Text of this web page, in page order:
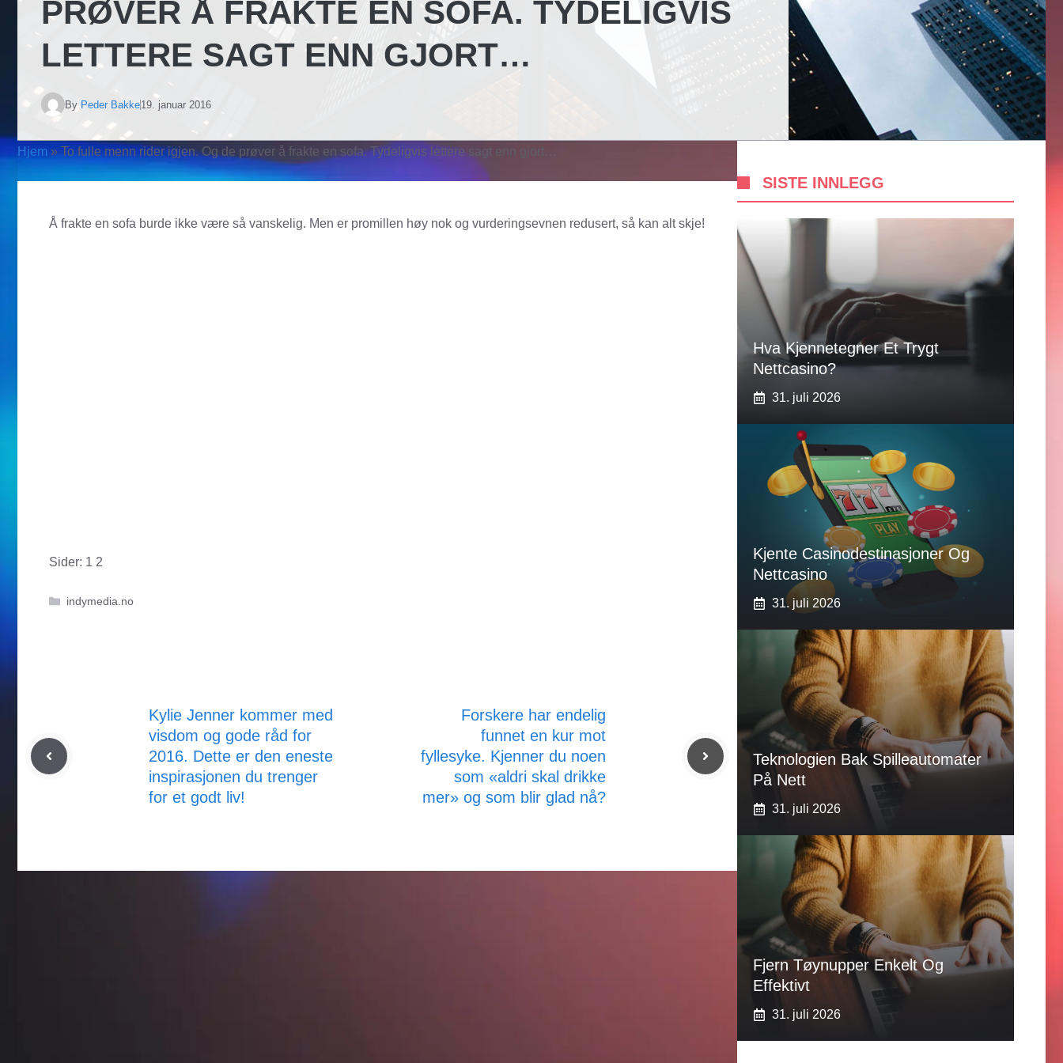
PRØVER Å FRAKTE EN SOFA. TYDELIGVIS
LETTERE SAGT ENN GJORT…
By Peder Bakke19. januar 2016
Hjem » To fulle menn rider igjen. Og de prøver å frakte en sofa. Tydeligvis lettere sagt enn gjort…
Å frakte en sofa burde ikke være så vanskelig. Men er promillen høy nok og vurderingsevnen redusert, så kan alt skje!
Sider: 1 2
Kategorier
indymedia.no
Kylie Jenner kommer med
visdom og gode råd for
2016. Dette er den eneste
inspirasjonen du trenger
for et godt liv!
Forskere har endelig
funnet en kur mot
fyllesyke. Kjenner du noen
som «aldri skal drikke
mer» og som blir glad nå?
SISTE INNLEGG
Hva Kjennetegner Et Trygt
Nettcasino?
31. juli 2026
Kjente Casinodestinasjoner Og
Nettcasino
31. juli 2026
Teknologien Bak Spilleautomater
På Nett
31. juli 2026
Fjern Tøynupper Enkelt Og
Effektivt
31. juli 2026